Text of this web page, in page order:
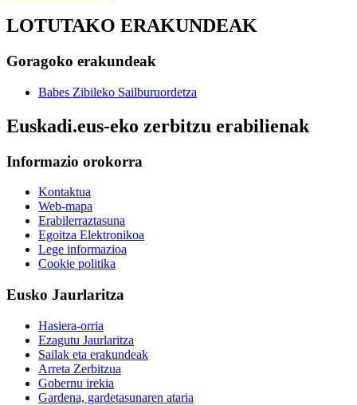
LOTUTAKO ERAKUNDEAK
Goragoko erakundeak
Babes Zibileko Sailburuordetza
Euskadi.eus-eko zerbitzu erabilienak
Informazio orokorra
Kontaktua
Web-mapa
Erabilerraztasuna
Egoitza Elektronikoa
Lege informazioa
Cookie politika
Eusko Jaurlaritza
Hasiera-orria
Ezagutu Jaurlaritza
Sailak eta erakundeak
Arreta Zerbitzua
Gobernu irekia
Gardena, gardetasunaren ataria